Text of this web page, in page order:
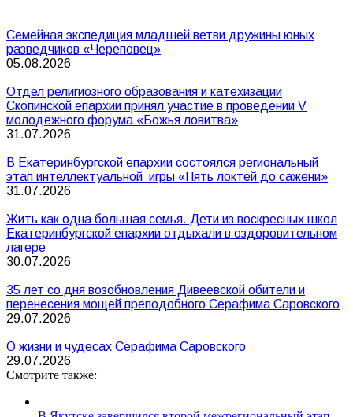
Семейная экспедиция младшей ветви дружины юных
разведчиков «Череповец»
05.08.2026
Отдел религиозного образования и катехизации
Скопинской епархии принял участие в проведении V
молодежного форума «Божья ловитва»
31.07.2026
В Екатеринбургской епархии состоялся региональный
этап интеллектуальной игры «Пять локтей до сажени»
31.07.2026
Жить как одна большая семья. Дети из воскресных школ
Екатеринбургской епархии отдыхали в оздоровительном
лагере
30.07.2026
35 лет со дня возобновления Дивеевской обители и
перенесения мощей преподобного Серафима Саровского
29.07.2026
О жизни и чудесах Серафима Саровского
29.07.2026
Смотрите также: